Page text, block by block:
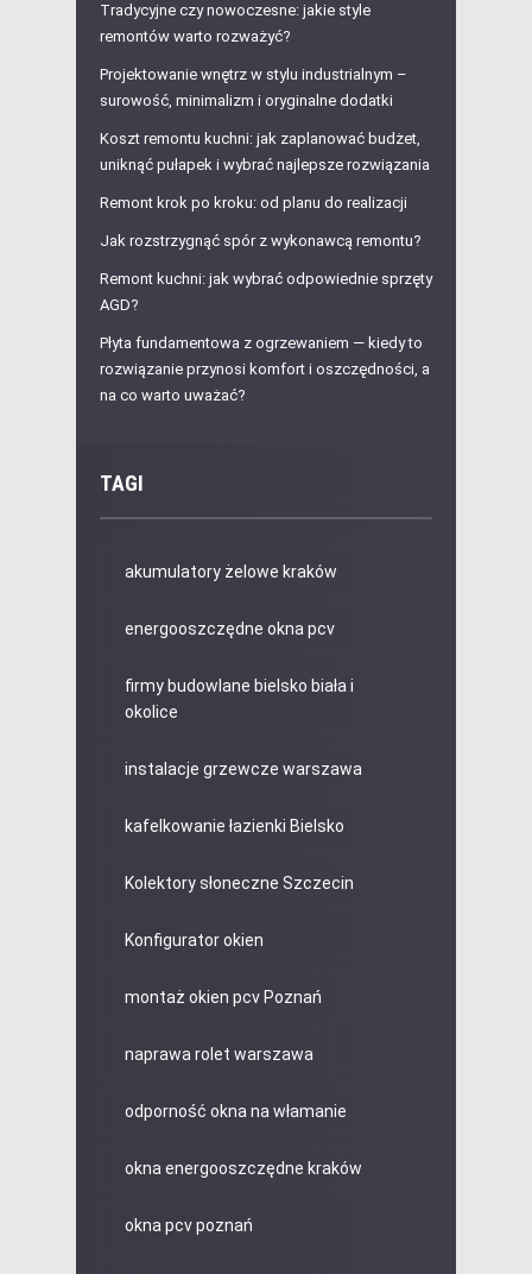
Tradycyjne czy nowoczesne: jakie style
remontów warto rozważyć?
Projektowanie wnętrz w stylu industrialnym –
surowość, minimalizm i oryginalne dodatki
Koszt remontu kuchni: jak zaplanować budżet,
uniknąć pułapek i wybrać najlepsze rozwiązania
Remont krok po kroku: od planu do realizacji
Jak rozstrzygnąć spór z wykonawcą remontu?
Remont kuchni: jak wybrać odpowiednie sprzęty
AGD?
Płyta fundamentowa z ogrzewaniem — kiedy to
rozwiązanie przynosi komfort i oszczędności, a
na co warto uważać?
TAGI
akumulatory żelowe kraków
energooszczędne okna pcv
firmy budowlane bielsko biała i
okolice
instalacje grzewcze warszawa
kafelkowanie łazienki Bielsko
Kolektory słoneczne Szczecin
Konfigurator okien
montaż okien pcv Poznań
naprawa rolet warszawa
odporność okna na włamanie
okna energooszczędne kraków
okna pcv poznań